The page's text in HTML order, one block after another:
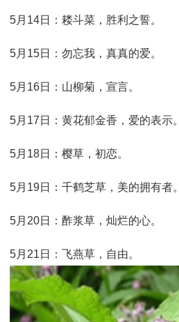
5月14日：耧斗菜，胜利之誓。
5月15日：勿忘我，真真的爱。
5月16日：山柳菊，宣言。
5月17日：黄花郁金香，爱的表示。
5月18日：樱草，初恋。
5月19日：千鹤芝草，美的拥有者。
5月20日：酢浆草，灿烂的心。
5月21日：飞燕草，自由。